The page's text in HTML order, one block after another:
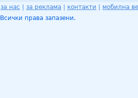
за нас за реклама контакти
мобилна
Всички права запазени.